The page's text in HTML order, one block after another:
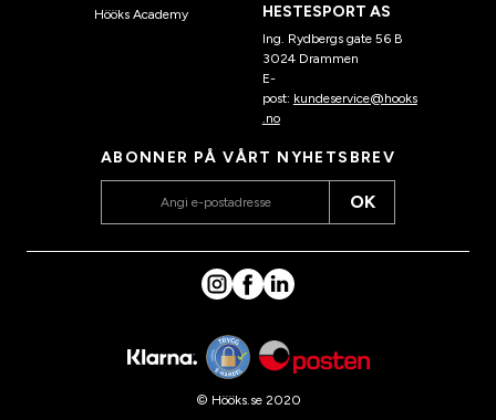
Hööks Academy
HESTESPORT AS
Ing. Rydbergs gate 56 B
3024 Drammen
E-
post: kundeservice@hooks
.no
ABONNER PÅ VÅRT NYHETSBREV
OK
© Hööks.se 2020